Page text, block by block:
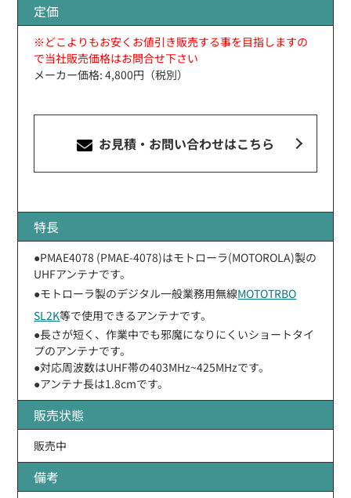
定価
※どこよりもお安くお値引き販売する事を目指しますの
で当社販売価格はお問合せ下さい
メーカー価格: 4,800円（税別）
お見積・お問い合わせはこちら
特長
●PMAE4078 (PMAE-4078)はモトローラ(MOTOROLA)製の
UHFアンテナです。
●モトローラ製のデジタル一般業務用無線MOTOTRBO
SL2K等で使用できるアンテナです。
●長さが短く、作業中でも邪魔になりにくいショートタイ
プのアンテナです。
●対応周波数はUHF帯の403MHz~425MHzです。
●アンテナ長は1.8cmです。
販売状態
販売中
備考